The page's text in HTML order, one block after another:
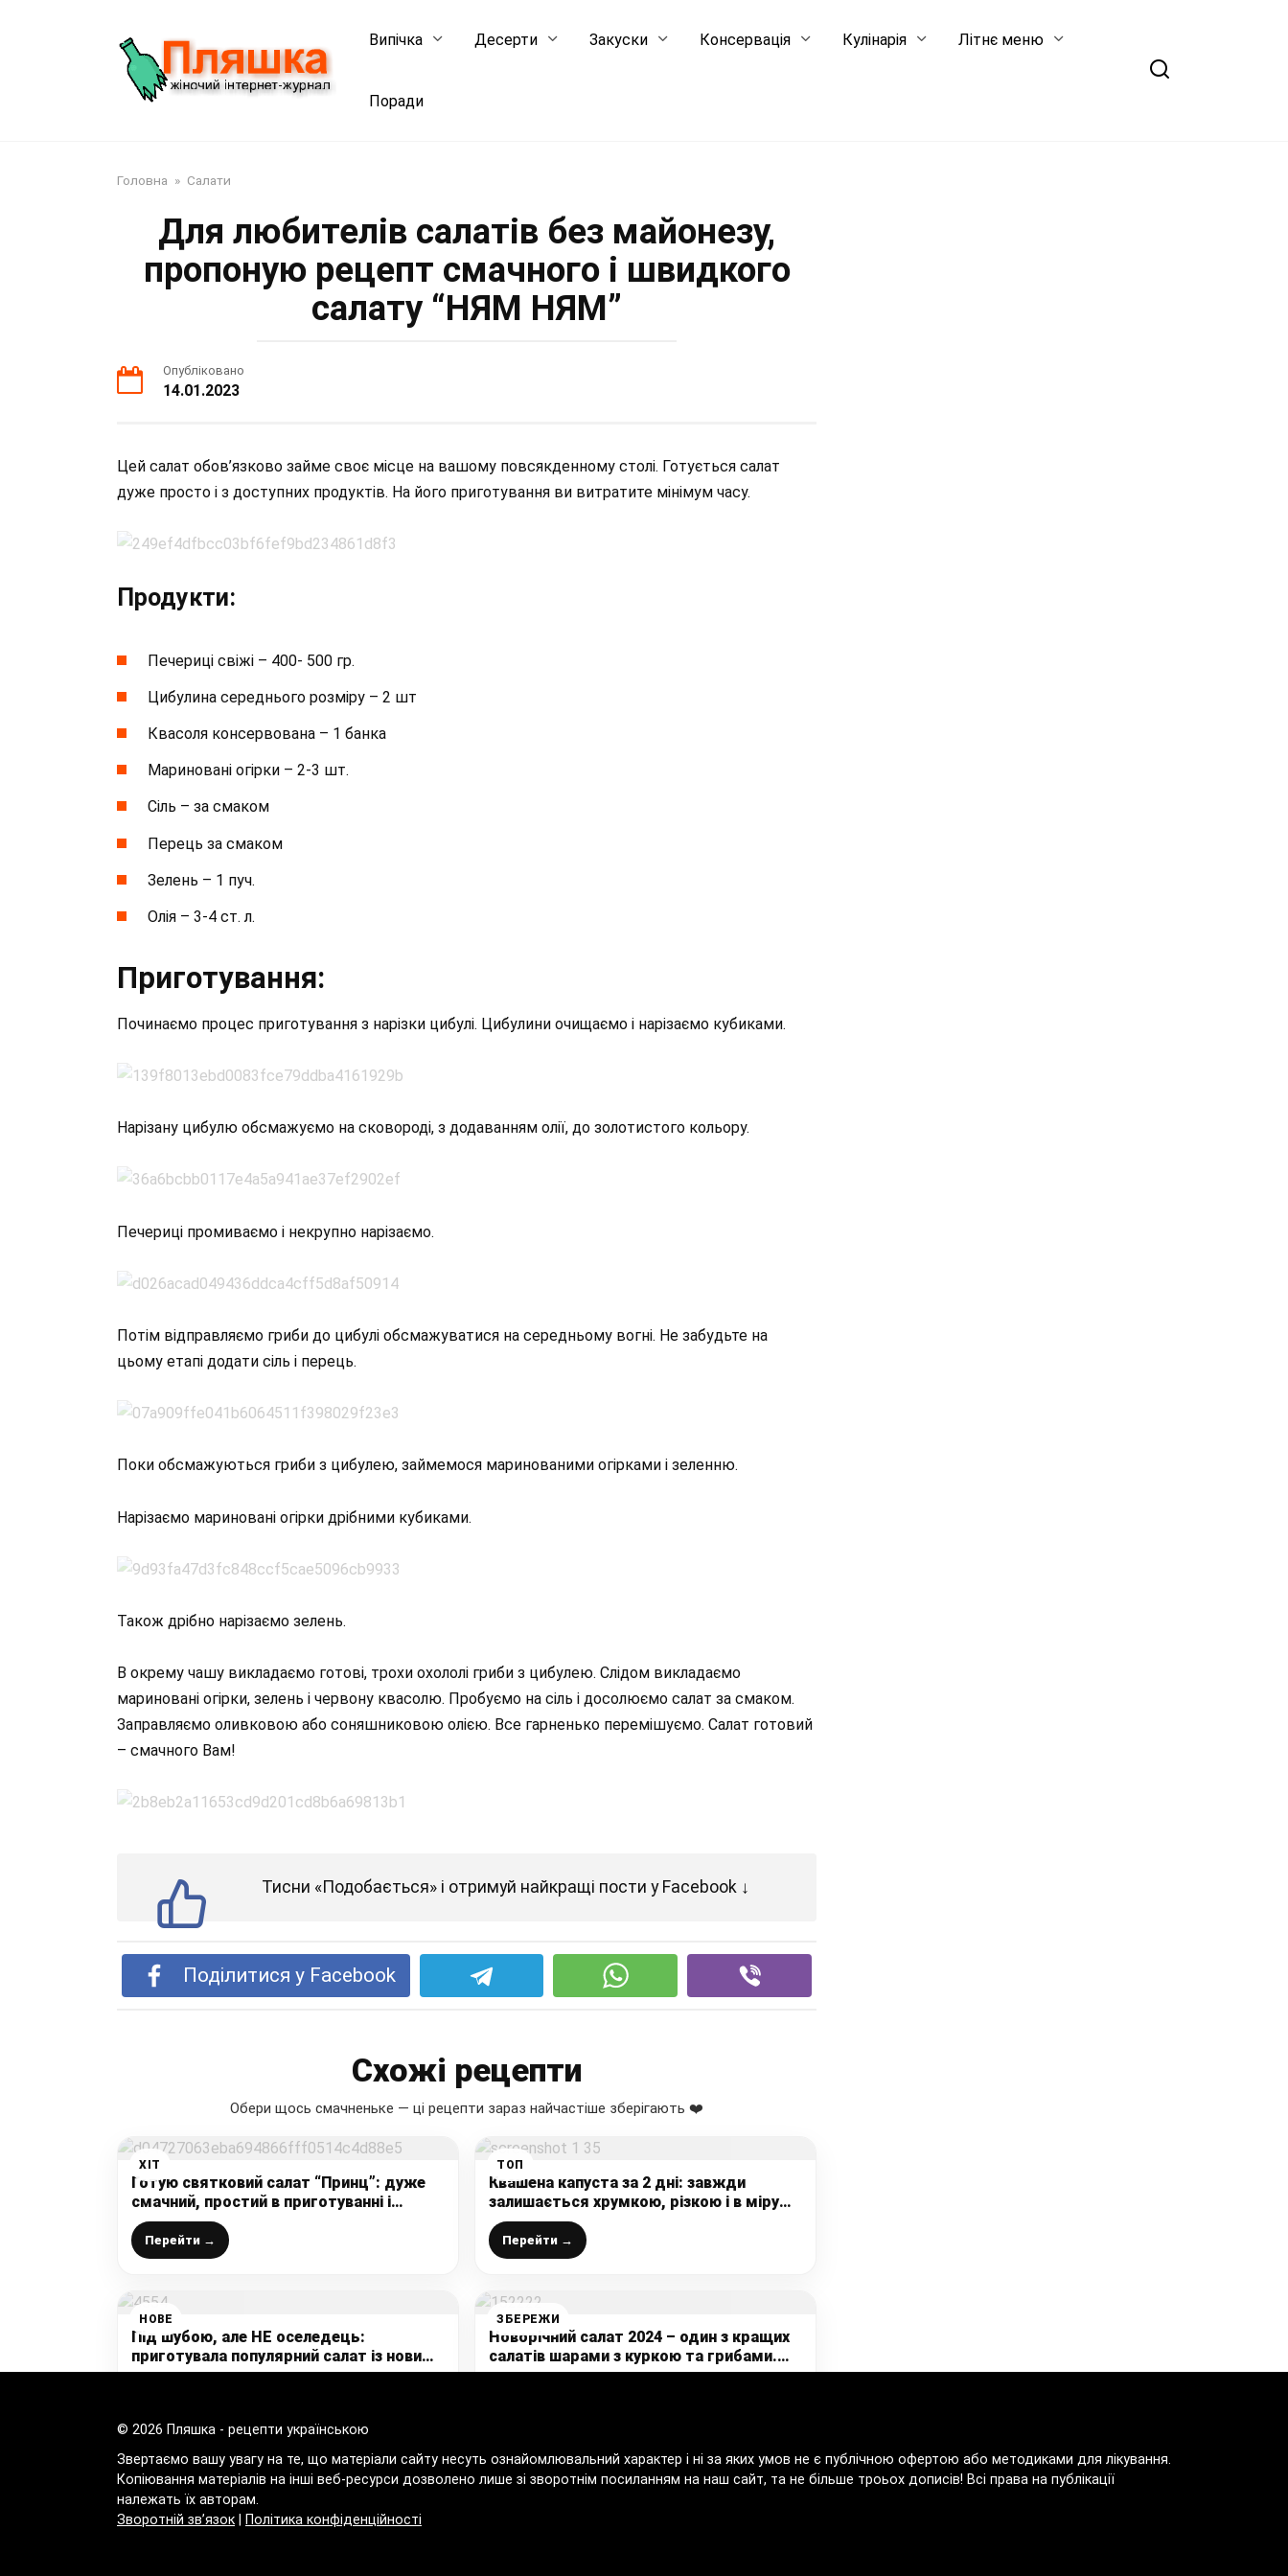
Випічка Десерти Закуски Консервація Кулінарія Літнє меню
Поради
Головна » Салати
Для любителів салатів без майонезу,
пропоную рецепт смачного і швидкого
салату “НЯМ НЯМ”
Опубліковано
14.01.2023
Цей салат обов’язково займе своє місце на вашому повсякденному столі. Готується салат
дуже просто і з доступних продуктів. На його приготування ви витратите мінімум часу.
Продукти:
Печериці свіжі – 400- 500 гр.
Цибулина середнього розміру – 2 шт
Квасоля консервована – 1 банка
Мариновані огірки – 2-3 шт.
Сіль – за смаком
Перець за смаком
Зелень – 1 пуч.
Олія – 3-4 ст. л.
Приготування:
Починаємо процес приготування з нарізки цибулі. Цибулини очищаємо і нарізаємо кубиками.
Нарізану цибулю обсмажуємо на сковороді, з додаванням олії, до золотистого кольору.
Печериці промиваємо і некрупно нарізаємо.
Потім відправляємо гриби до цибулі обсмажуватися на середньому вогні. Не забудьте на
цьому етапі додати сіль і перець.
Поки обсмажуються гриби з цибулею, займемося маринованими огірками і зеленню.
Нарізаємо мариновані огірки дрібними кубиками.
Також дрібно нарізаємо зелень.
В окрему чашу викладаємо готові, трохи охололі гриби з цибулею. Слідом викладаємо
мариновані огірки, зелень і червону квасолю. Пробуємо на сіль і досолюємо салат за смаком.
Заправляємо оливковою або соняшниковою олією. Все гарненько перемішуємо. Салат готовий
– смачного Вам!
Тисни «Подобається» і отримуй найкращі пости у Facebook ↓
Поділитися у Facebook
Схожі рецепти
Обери щось смачненьке — ці рецепти зараз найчастіше зберігають ❤️
ХІТ
Готую святковий салат “Принц”: дуже
смачний, простий в приготуванні і
продукти чудово поєднуються
(відмітний салат на будь-який випадок)
Перейти →
ТОП
Квашена капуста за 2 дні: завжди
залишається хрумкою, різкою і в міру
кислою.
Перейти →
НОВЕ
Під шубою, але НЕ оселедець:
приготувала популярний салат із новим
інгредієнтом
ЗБЕРЕЖИ
Новорічний салат 2024 – один з кращих
салатів шарами з куркою та грибами.
Смачно, ситно і просто
© 2026 Пляшка - рецепти українською
Звертаємо вашу увагу на те, що матеріали сайту несуть ознайомлювальний характер і ні за яких умов не є публічною офертою або методиками для лікування.
Копіювання матеріалів на інші веб-ресурси дозволено лише зі зворотнім посиланням на наш сайт, та не більше троьох дописів! Всі права на публікації
належать їх авторам.
Зворотній зв’язок
Політика конфіденційності